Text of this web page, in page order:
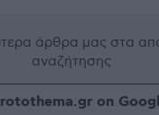
άρθρα μας στα
αναζήτησης
on